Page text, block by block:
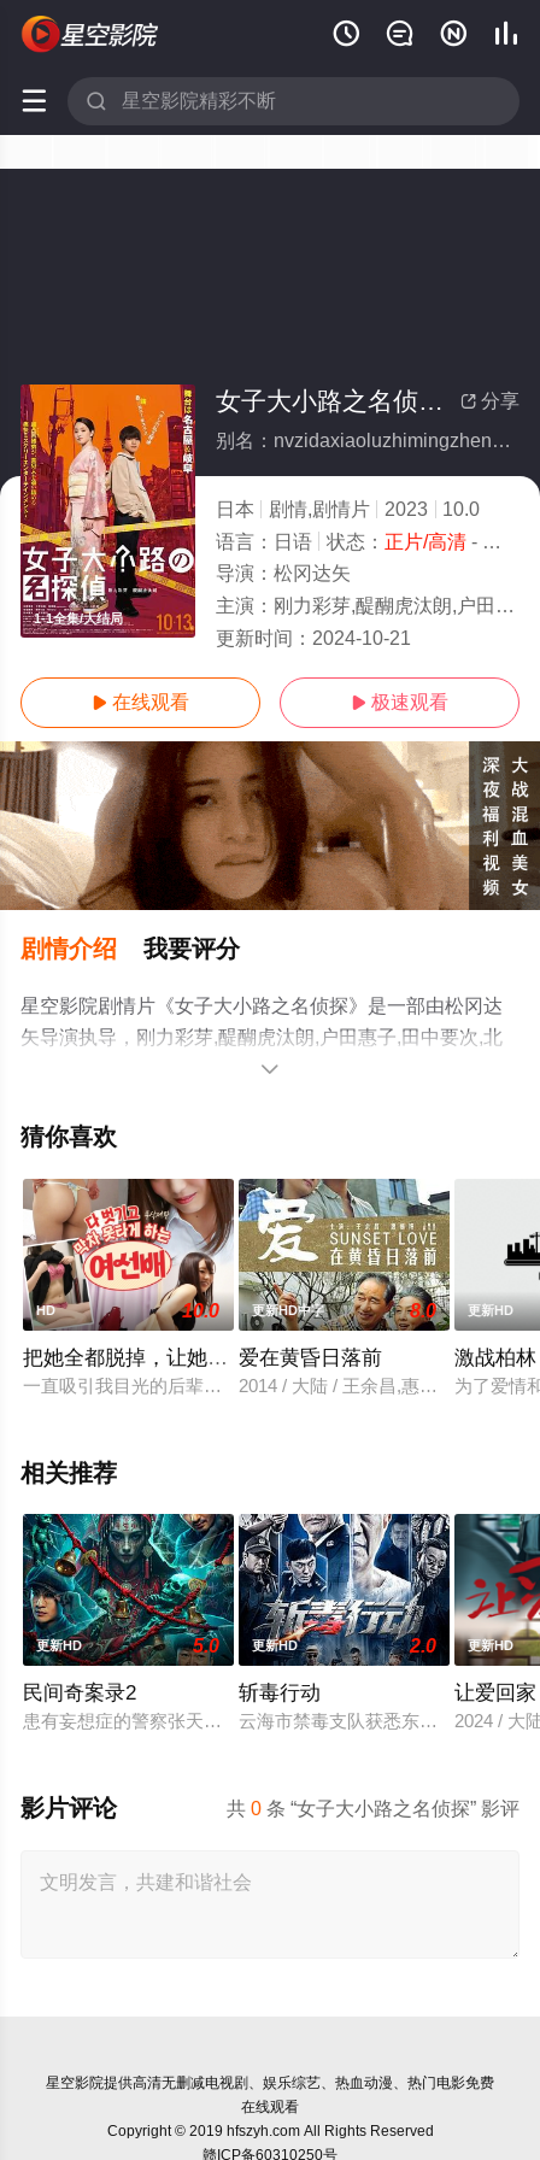
   
 
1-1全集/大结局
 分享
女子大小路之名侦探(全集)
别名：nvzidaxiaoluzhimingzhentan
日本 剧情,剧情片 2023
10.0
语言： 日语 状态： 正片/高清- 免费在线观看
导演： 松冈达矢
主演： 刚力彩芽,醍醐虎汰朗,户田惠子,田中要次,北原里英,今野浩喜,堀夏喜,小泽一敬,水野胜,寺坂赖我,柳百合菜,ゆきぽよ,遼河
更新时间： 2024-10-21
 在线观看  极速观看
剧情介绍 我要评分
星空影院剧情片《女子大小路之名侦探》是一部由松冈达
矢导演执导，刚力彩芽,醍醐虎汰朗,户田惠子,田中要次,北
原里英,今野浩喜,堀夏喜,小泽一敬,水野胜,寺坂赖我,柳百合
剧情已揭晓（1-1全集），免费观看高清未删减完整版电影
电视猫或剧情网等平台了解。

猜你喜欢
HD 10.0
把她全都脱掉，让她错过末班车的女前辈
一直吸引我目光的后辈佐佐木。晚宴结束后，醉酒的佐佐木被
更新HD中字 8.0
爱在黄昏日落前
2014 / 大陆 / 王余昌,惠娟艳
更新HD
激战柏林
为了爱情
相关推荐
更新HD 5.0
民间奇案录2
患有妄想症的警察张天盛遇上一起离奇的神像杀人事件，勘案过
更新HD 2.0
斩毒行动
云海市禁毒支队获悉东南亚毒王廖爷
更新HD
让爱回家
2024 / 大
共0 条 “女子大小路之名侦探” 影评
影片评论
星空影院提供高清无删减电视剧、娱乐综艺、热血动漫、热门电影免费
在线观看
Copyright © 2019 hfszyh.com All Rights Reserved
赣ICP备60310250号